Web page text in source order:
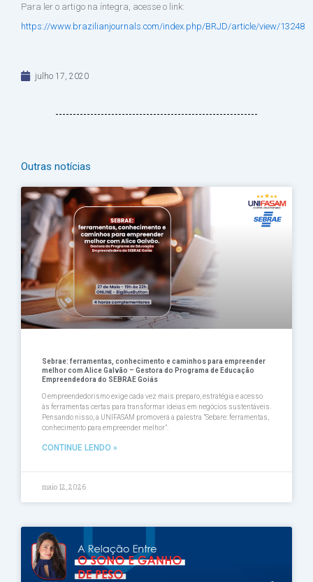
Para ler o artigo na íntegra, acesse o link:
https://www.brazilianjournals.com/index.php/BRJD/article/view/13248
julho 17, 2020
Outras notícias
Sebrae: ferramentas, conhecimento e caminhos para empreender
melhor com Alice Galvão – Gestora do Programa de Educação
Empreendedora do SEBRAE Goiás
O empreendedorismo exige cada vez mais preparo, estratégia e acesso
às ferramentas certas para transformar ideias em negócios sustentáveis.
Pensando nisso, a UNIFASAM promoverá a palestra ”Sebare: ferramentas,
conhecimento para empreender melhor”.
CONTINUE LENDO »
maio 12, 2026
PáginaPágina
PáginaPáginaPágina